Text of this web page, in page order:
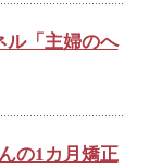
ル「主婦のへ
の1カ月矯正